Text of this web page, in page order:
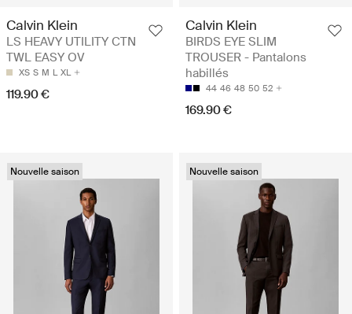
Calvin Klein
LS HEAVY UTILITY CTN
TWL EASY OV
XS S M L XL
119.90 €
Calvin Klein
BIRDS EYE SLIM
TROUSER - Pantalons
habillés
44 46 48 50 52
169.90 €
Nouvelle saison Nouvelle saison